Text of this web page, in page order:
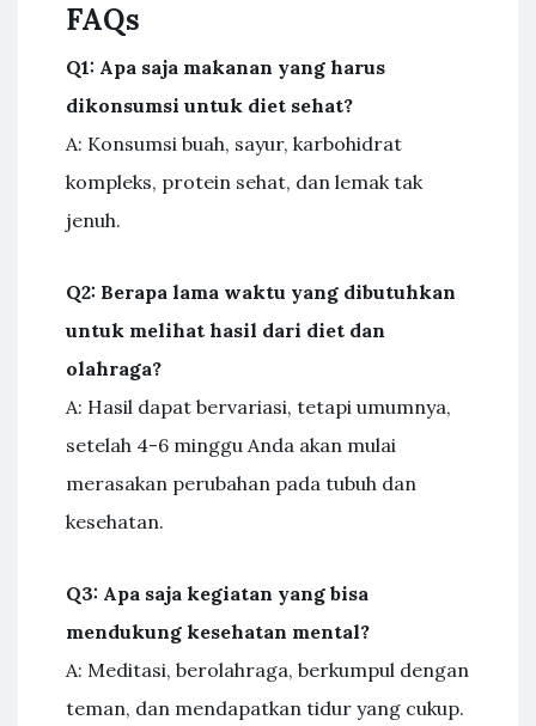
FAQs
Q1: Apa saja makanan yang harus
dikonsumsi untuk diet sehat?
A: Konsumsi buah, sayur, karbohidrat
kompleks, protein sehat, dan lemak tak
jenuh.
Q2: Berapa lama waktu yang dibutuhkan
untuk melihat hasil dari diet dan
olahraga?
A: Hasil dapat bervariasi, tetapi umumnya,
setelah 4-6 minggu Anda akan mulai
merasakan perubahan pada tubuh dan
kesehatan.
Q3: Apa saja kegiatan yang bisa
mendukung kesehatan mental?
A: Meditasi, berolahraga, berkumpul dengan
teman, dan mendapatkan tidur yang cukup.